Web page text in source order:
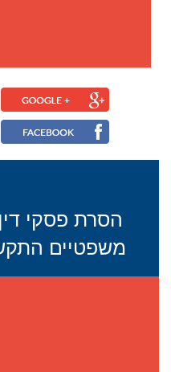
הסרת פסקי
משפטיים התקשרו